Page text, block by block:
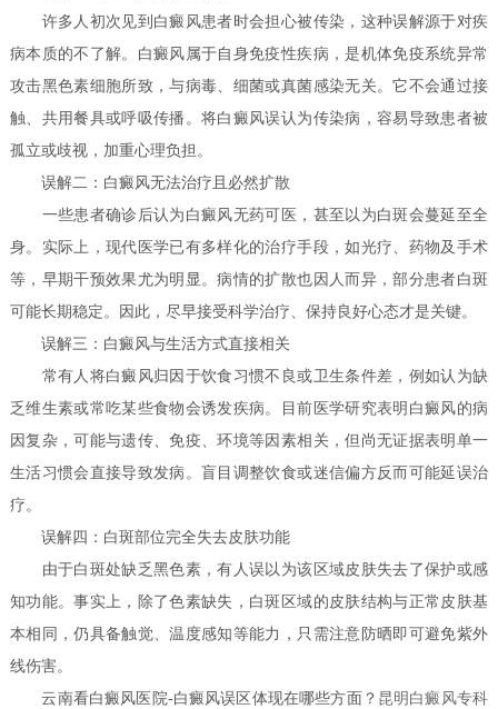
许多人初次见到白癜风患者时会担心被传染，这种误解源于对疾
病本质的不了解。白癜风属于自身免疫性疾病，是机体免疫系统异常
攻击黑色素细胞所致，与病毒、细菌或真菌感染无关。它不会通过接
触、共用餐具或呼吸传播。将白癜风误认为传染病，容易导致患者被
孤立或歧视，加重心理负担。
误解二：白癜风无法治疗且必然扩散
一些患者确诊后认为白癜风无药可医，甚至以为白斑会蔓延至全
身。实际上，现代医学已有多样化的治疗手段，如光疗、药物及手术
等，早期干预效果尤为明显。病情的扩散也因人而异，部分患者白斑
可能长期稳定。因此，尽早接受科学治疗、保持良好心态才是关键。
误解三：白癜风与生活方式直接相关
常有人将白癜风归因于饮食习惯不良或卫生条件差，例如认为缺
乏维生素或常吃某些食物会诱发疾病。目前医学研究表明白癜风的病
因复杂，可能与遗传、免疫、环境等因素相关，但尚无证据表明单一
生活习惯会直接导致发病。盲目调整饮食或迷信偏方反而可能延误治
疗。
误解四：白斑部位完全失去皮肤功能
由于白斑处缺乏黑色素，有人误以为该区域皮肤失去了保护或感
知功能。事实上，除了色素缺失，白斑区域的皮肤结构与正常皮肤基
本相同，仍具备触觉、温度感知等能力，只需注意防晒即可避免紫外
线伤害。
云南看白癜风医院-白癜风误区体现在哪些方面？ 昆明白癜风专科